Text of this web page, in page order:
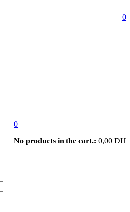
0
0
No products in the cart.: 0,00 DH